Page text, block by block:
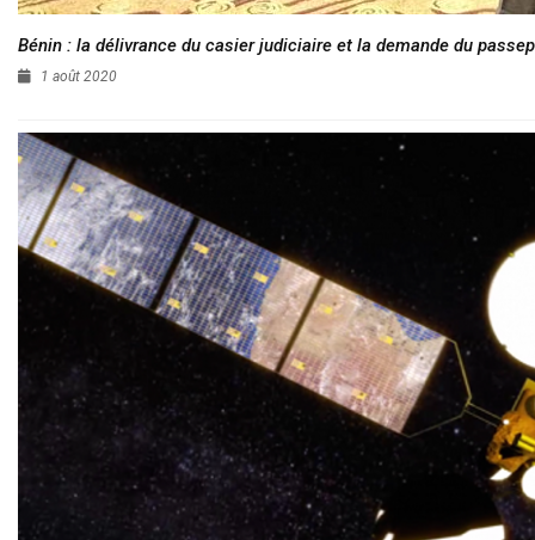
Bénin : la délivrance du casier judiciaire et la demande du
1 août 2020